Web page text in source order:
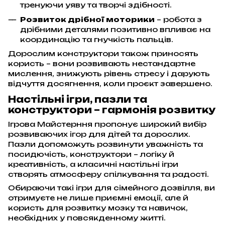
тренуючи уяву та творчі здібності.
Розвиток дрібної моторики – робота з
дрібними деталями позитивно впливає на
координацію та гнучкість пальців.
Дорослим конструктори також приносять
користь – вони розвивають нестандартне
мислення, знижують рівень стресу і дарують
відчуття досягнення, коли проєкт завершено.
Настільні ігри, пазли та
конструктори – гармонія розвитку
Ігрова Майстерння пропонує широкий вибір
розвиваючих ігор для дітей та дорослих.
Пазли допоможуть розвинути уважність та
посидючість, конструктори – логіку й
креативність, а класичні настільні ігри
створять атмосферу спілкування та радості.
Обираючи такі ігри для сімейного дозвілля, ви
отримуєте не лише приємні емоції, але й
користь для розвитку мозку та навичок,
необхідних у повсякденному житті.